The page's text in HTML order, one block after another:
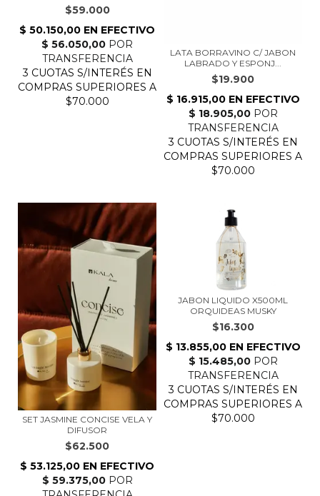
$59.000
LATA BORRAVINO C/ JABON
LABRADO Y ESPONJ...
$19.900
SET JASMINE CONCISE VELA Y
DIFUSOR
$62.500
JABON LIQUIDO X500ML
ORQUIDEAS MUSKY
$16.300